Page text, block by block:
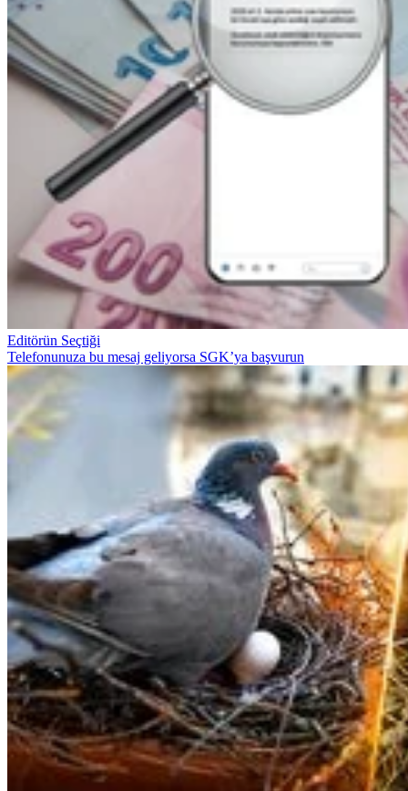
Editörün Seçtiği
Telefonunuza bu mesaj geliyorsa SGK’ya başvurun